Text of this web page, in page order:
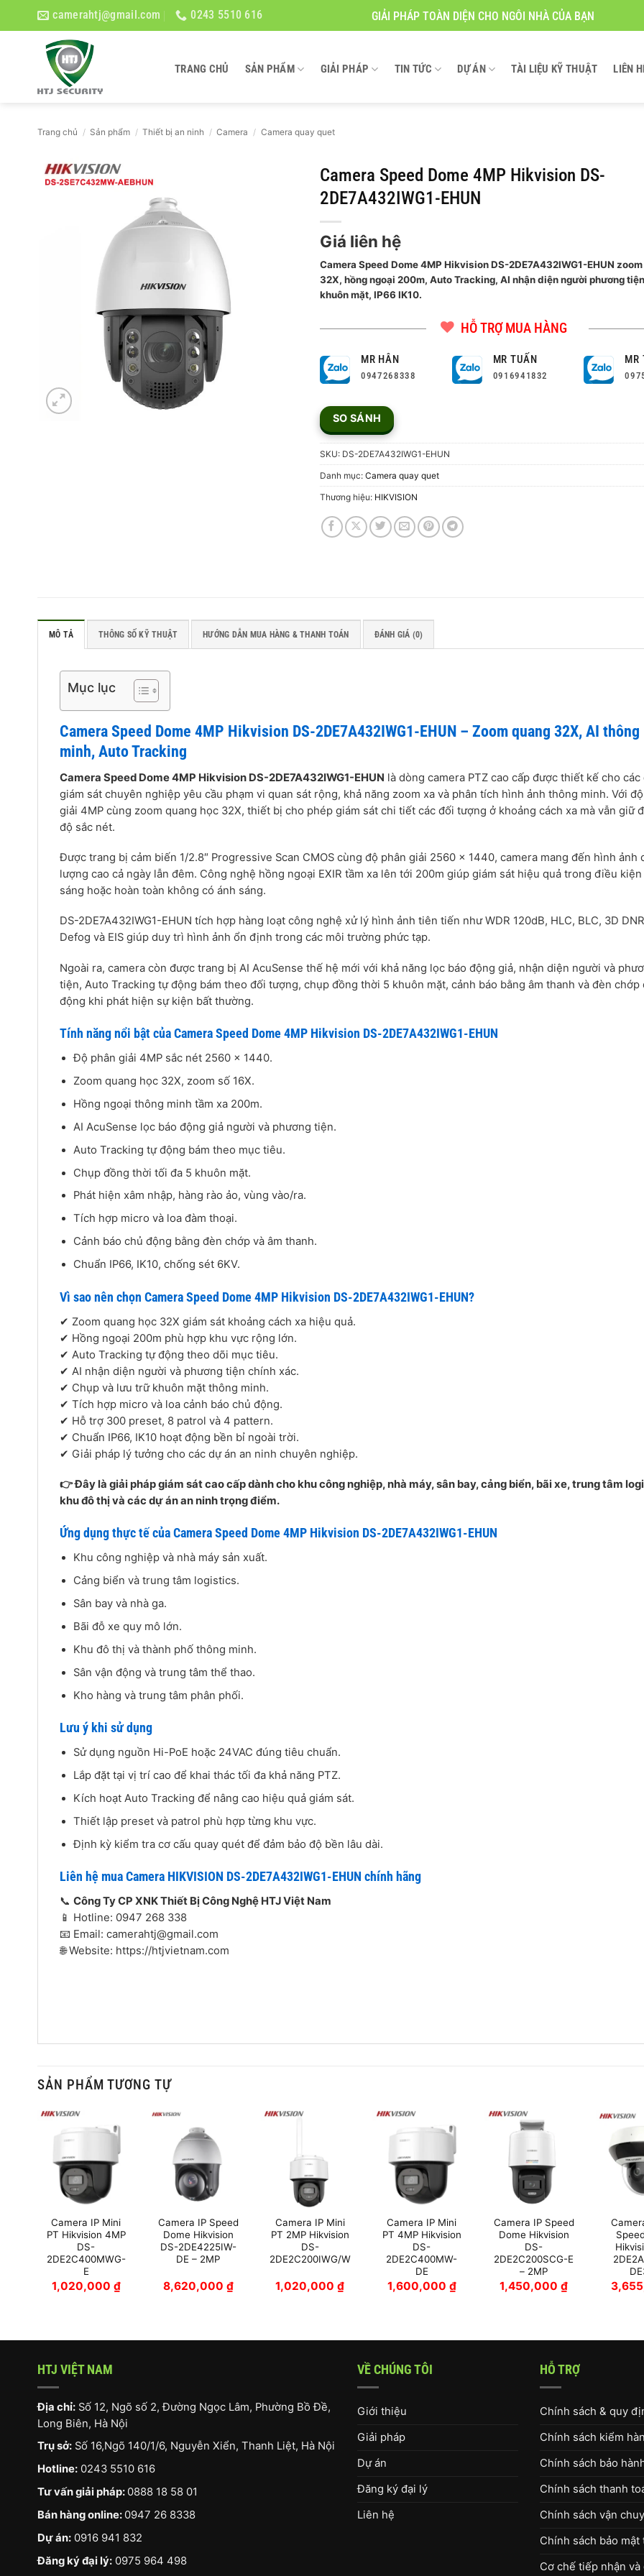
camerahtj@gmail.com 0243 5510 616 GIẢI PHÁP TOÀN DIỆN CHO NGÔI NHÀ CỦA BẠN
TRANG CHỦ SẢN PHẨM GIẢI PHÁP TIN TỨC DỰ ÁN TÀI LIỆU KỸ THUẬT LIÊN
Trang chủ / Sản phẩm / Thiết bị an ninh / Camera / Camera quay quet
Camera Speed Dome 4MP Hikvision DS-
2DE7A432IWG1-EHUN
Giá liên hệ
Camera Speed Dome 4MP Hikvision DS-2DE7A432IWG1-EHUN
32X, hồng ngoại 200m, Auto Tracking, AI nhận diện người phương
khuôn mặt, IP66 IK10.
HỖ TRỢ MUA HÀNG
MR HÂN
0947268338
MR TUẤN
0916941832
MR
SO SÁNH
SKU: DS-2DE7A432IWG1-EHUN
Danh mục:Camera quay quet
Thương hiệu: HIKVISION
MÔ TẢ THÔNG SỐ KỸ THUẬT HƯỚNG DẪN MUA HÀNG & THANH TOÁN ĐÁNH GIÁ (0)
Mục lục
Camera Speed Dome 4MP Hikvision DS-2DE7A432IWG1-EHUN – Zoom quang 32X, AI thông
minh, Auto Tracking
Camera Speed Dome 4MP Hikvision DS-2DE7A432IWG1-EHUN là dòng camera PTZ cao cấp được thiết kế cho các
giám sát chuyên nghiệp yêu cầu phạm vi quan sát rộng, khả năng zoom xa và phân tích hình ảnh thông minh. Với
giải 4MP cùng zoom quang học 32X, thiết bị cho phép giám sát chi tiết các đối tượng ở khoảng cách xa mà vẫn giữ
độ sắc nét.
Được trang bị cảm biến 1/2.8″ Progressive Scan CMOS cùng độ phân giải 2560 × 1440, camera mang đến hình ảnh
lượng cao cả ngày lẫn đêm. Công nghệ hồng ngoại EXIR tầm xa lên tới 200m giúp giám sát hiệu quả trong điều
sáng hoặc hoàn toàn không có ánh sáng.
DS-2DE7A432IWG1-EHUN tích hợp hàng loạt công nghệ xử lý hình ảnh tiên tiến như WDR 120dB, HLC, BLC, 3D
Defog và EIS giúp duy trì hình ảnh ổn định trong các môi trường phức tạp.
Ngoài ra, camera còn được trang bị AI AcuSense thế hệ mới với khả năng lọc báo động giả, nhận diện người và
tiện, Auto Tracking tự động bám theo đối tượng, chụp đồng thời 5 khuôn mặt, cảnh báo bằng âm thanh và đèn chớp
động khi phát hiện sự kiện bất thường.
Tính năng nổi bật của Camera Speed Dome 4MP Hikvision DS-2DE7A432IWG1-EHUN
Độ phân giải 4MP sắc nét 2560 × 1440.
Zoom quang học 32X, zoom số 16X.
Hồng ngoại thông minh tầm xa 200m.
AI AcuSense lọc báo động giả người và phương tiện.
Auto Tracking tự động bám theo mục tiêu.
Chụp đồng thời tối đa 5 khuôn mặt.
Phát hiện xâm nhập, hàng rào ảo, vùng vào/ra.
Tích hợp micro và loa đàm thoại.
Cảnh báo chủ động bằng đèn chớp và âm thanh.
Chuẩn IP66, IK10, chống sét 6KV.
Vì sao nên chọn Camera Speed Dome 4MP Hikvision DS-2DE7A432IWG1-EHUN?
✔ Zoom quang học 32X giám sát khoảng cách xa hiệu quả.
✔ Hồng ngoại 200m phù hợp khu vực rộng lớn.
✔ Auto Tracking tự động theo dõi mục tiêu.
✔ AI nhận diện người và phương tiện chính xác.
✔ Chụp và lưu trữ khuôn mặt thông minh.
✔ Tích hợp micro và loa cảnh báo chủ động.
✔ Hỗ trợ 300 preset, 8 patrol và 4 pattern.
✔ Chuẩn IP66, IK10 hoạt động bền bỉ ngoài trời.
✔ Giải pháp lý tưởng cho các dự án an ninh chuyên nghiệp.
👉 Đây là giải pháp giám sát cao cấp dành cho khu công nghiệp, nhà máy, sân bay, cảng biển, bãi xe, trung tâm
khu đô thị và các dự án an ninh trọng điểm.
Ứng dụng thực tế của Camera Speed Dome 4MP Hikvision DS-2DE7A432IWG1-EHUN
Khu công nghiệp và nhà máy sản xuất.
Cảng biển và trung tâm logistics.
Sân bay và nhà ga.
Bãi đỗ xe quy mô lớn.
Khu đô thị và thành phố thông minh.
Sân vận động và trung tâm thể thao.
Kho hàng và trung tâm phân phối.
Lưu ý khi sử dụng
Sử dụng nguồn Hi-PoE hoặc 24VAC đúng tiêu chuẩn.
Lắp đặt tại vị trí cao để khai thác tối đa khả năng PTZ.
Kích hoạt Auto Tracking để nâng cao hiệu quả giám sát.
Thiết lập preset và patrol phù hợp từng khu vực.
Định kỳ kiểm tra cơ cấu quay quét để đảm bảo độ bền lâu dài.
Liên hệ mua Camera HIKVISION DS-2DE7A432IWG1-EHUN chính hãng
📞 Công Ty CP XNK Thiết Bị Công Nghệ HTJ Việt Nam
📱 Hotline: 0947 268 338
📧 Email: camerahtj@gmail.com
🌐 Website: https://htjvietnam.com
SẢN PHẨM TƯƠNG TỰ
Camera IP Mini
PT Hikvision 4MP
DS-
2DE2C400MWG-
E
1,020,000 ₫
Camera IP Speed
Dome Hikvision
DS-2DE4225IW-
DE – 2MP
8,620,000 ₫
Camera IP Mini
PT 2MP Hikvision
DS-
2DE2C200IWG/W
1,020,000₫
Camera IP Mini
PT 4MP Hikvision
DS-
2DE2C400MW-
DE
1,600,000 ₫
Camera IP Speed
Dome Hikvision
DS-
2DE2C200SCG-E
– 2MP
1,450,000₫
HTJ VIỆT NAM
Địa chỉ: Số 12, Ngõ số 2, Đường Ngọc Lâm, Phường Bồ Đề,
Long Biên, Hà Nội
Trụ sở: Số 16,Ngõ 140/1/6, Nguyễn Xiển, Thanh Liệt, Hà Nội
Hotline: 0243 5510 616
Tư vấn giải pháp: 0888 18 58 01
Bán hàng online: 0947 26 8338
Dự án: 0916 941 832
Đăng ký đại lý: 0975 964 498
VỀ CHÚNG TÔI
Giới thiệu
Giải pháp
Dự án
Đăng ký đại lý
Liên hệ
HỖ TRỢ
Chính sách & quy
Chính sách kiểm
Chính sách bảo
Chính sách thanh
Chính sách vận
Chính sách bảo mật
Cơ chế tiếp nhận